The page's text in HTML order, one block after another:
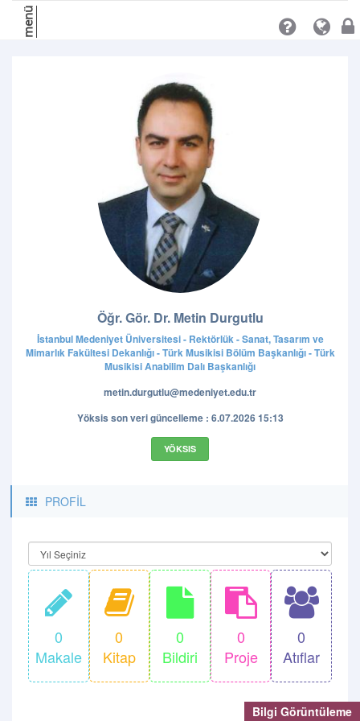
Bilgi Görüntüleme
menü
Öğr. Gör. Dr. Metin Durgutlu
İstanbul Medeniyet Üniversitesi - Rektörlük - Sanat, Tasarım ve
Mimarlık Fakültesi Dekanlığı - Türk Musikisi Bölüm Başkanlığı - Türk
Musikisi Anabilim Dalı Başkanlığı
metin.durgutlu@medeniyet.edu.tr
Yöksis son veri güncelleme : 6.07.2026 15:13
YÖKSIS
PROFİL
0
Makale
0
Kitap
0
Bildiri
0
Proje
0
Atıflar
Toplam